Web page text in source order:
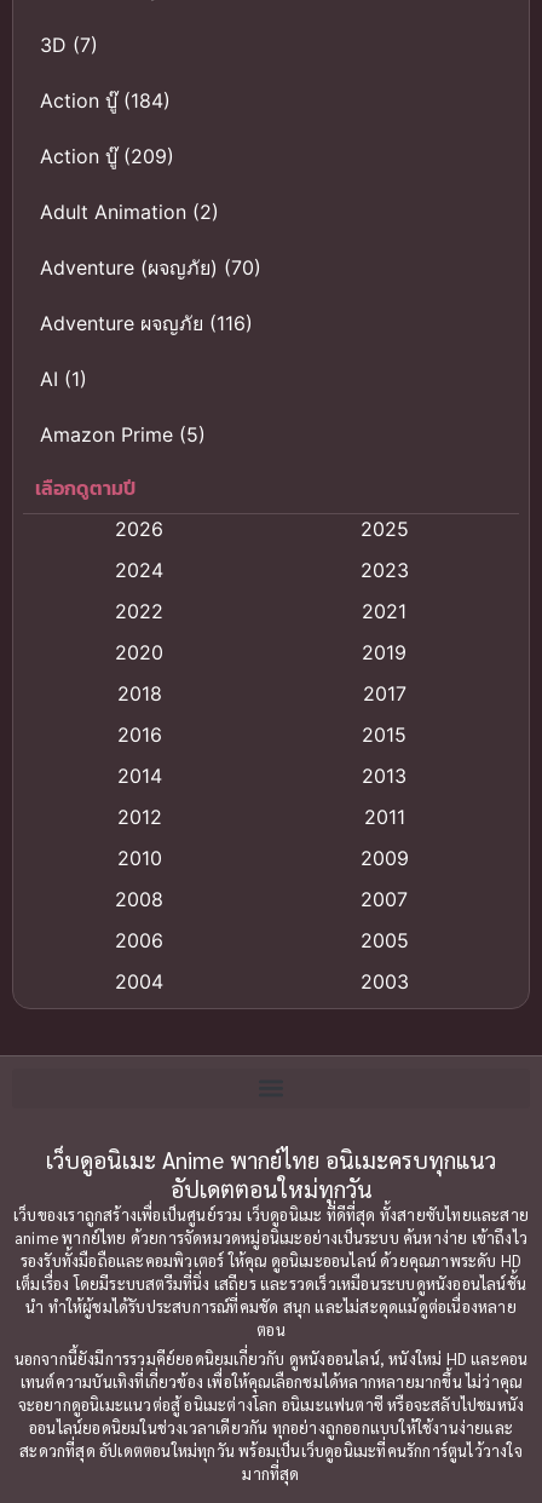
3D (7)
Action บู๊(184)
Action บู๊(209)
Adult Animation (2)
Adventure (ผจญภัย) (70)
Adventure ผจญภัย (116)
AI (1)
Amazon Prime (5)
Anal (ประตูหลัง)
Animation การ์ตูน
Animation อนิเมะ
Animation แอนิเมชัน
(9)
Big tits (นมใหญ่)
Bitch (ผู้หญิงร่าน)
Bondage (ทาส)(1)
Censored (เซ็นเซอร์)(19)
Comedy (ตลก)(79)
Comedy ตลก
Comic Book การ์ตูน(1)
Coming of Age ก้าวพ้นวัย (7)
(6)
เลือกดูตามปี
2026
2025
2024
2023
2022
2021
2020
2019
2018
2017
2016
2015
2014
2013
2012
2011
2010
2009
2008
2007
2006
2005
2004
2003
2000
1999
1996
1990
1989
1988
1987
1985
1984
1983
1982
1981
1980
1979
1977
1972
เว็บดูอนิเมะ Anime พากย์ไทย อนิเมะครบทุกแนว
อัปเดตตอนใหม่ทุกวัน
เว็บของเราถูกสร้างเพื่อเป็นศูนย์รวม เว็บดูอนิเมะ ที่ดีที่สุด ทั้งสายซับไทยและสาย
anime พากย์ไทย ด้วยการจัดหมวดหมู่อนิเมะอย่างเป็นระบบ ค้นหาง่าย เข้าถึงไว
รองรับทั้งมือถือและคอมพิวเตอร์ ให้คุณ ดูอนิเมะออนไลน์ ด้วยคุณภาพระดับ HD
เต็มเรื่อง โดยมีระบบสตรีมที่นิ่ง เสถียร และรวดเร็วเหมือนระบบดูหนังออนไลน์ชั้น
นำ ทำให้ผู้ชมได้รับประสบการณ์ที่คมชัด สนุก และไม่สะดุดแม้ดูต่อเนื่องหลาย
ตอน
นอกจากนี้ยังมีการรวมคีย์ยอดนิยมเกี่ยวกับ ดูหนังออนไลน์, หนังใหม่ HD และคอน
เทนต์ความบันเทิงที่เกี่ยวข้อง เพื่อให้คุณเลือกชมได้หลากหลายมากขึ้น ไม่ว่าคุณ
จะอยากดูอนิเมะแนวต่อสู้ อนิเมะต่างโลก อนิเมะแฟนตาซี หรือจะสลับไปชมหนัง
ออนไลน์ยอดนิยมในช่วงเวลาเดียวกัน ทุกอย่างถูกออกแบบให้ใช้งานง่ายและ
สะดวกที่สุด อัปเดตตอนใหม่ทุกวัน พร้อมเป็นเว็บดูอนิเมะที่คนรักการ์ตูนไว้วางใจ
มากที่สุด